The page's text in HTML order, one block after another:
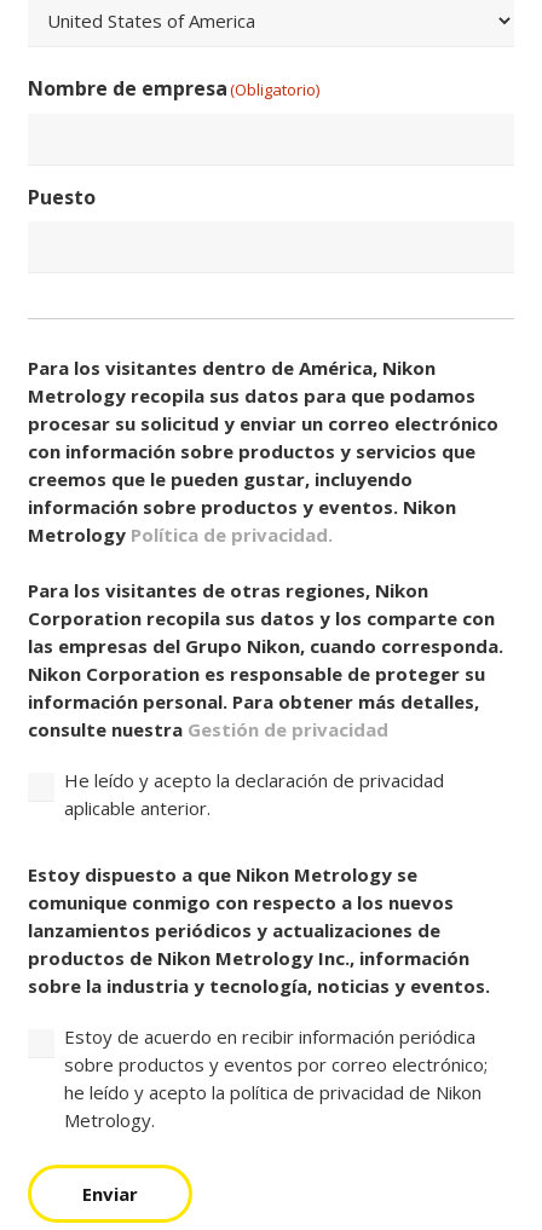
Postal
Nombre de empresa(Obligatorio)
Puesto
Para los visitantes dentro de América, Nikon
Metrology recopila sus datos para que podamos
procesar su solicitud y enviar un correo electrónico
con información sobre productos y servicios que
creemos que le pueden gustar, incluyendo
información sobre productos y eventos. Nikon
Metrology Política de privacidad.
Para los visitantes de otras regiones, Nikon
Corporation recopila sus datos y los comparte con
las empresas del Grupo Nikon, cuando corresponda.
Nikon Corporation es responsable de proteger su
información personal. Para obtener más detalles,
consulte nuestra Gestión de privacidad
He leído y acepto la declaración de privacidad
aplicable anterior.
Estoy dispuesto a que Nikon Metrology se
comunique conmigo con respecto a los nuevos
lanzamientos periódicos y actualizaciones de
productos de Nikon Metrology Inc., información
sobre la industria y tecnología, noticias y eventos.
Estoy de acuerdo en recibir información periódica
sobre productos y eventos por correo electrónico;
he leído y acepto la política de privacidad de Nikon
Metrology.
Enviar